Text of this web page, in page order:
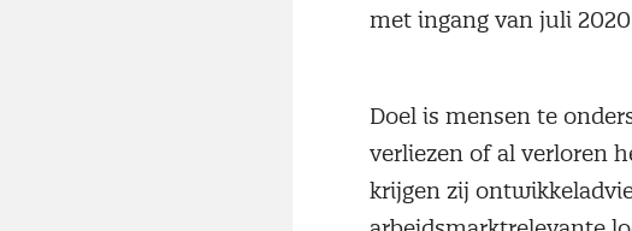
met ingang van juli
Doel is mensen te
verliezen of al verloren
krijgen zij